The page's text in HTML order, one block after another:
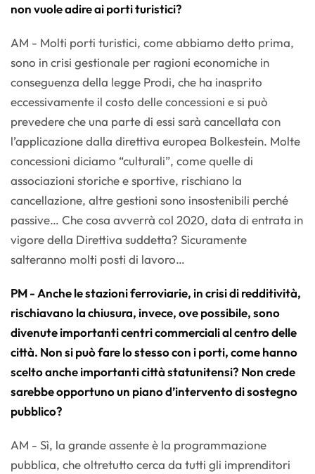
non vuole adire ai porti turistici?
AM - Molti porti turistici, come abbiamo detto prima,
sono in crisi gestionale per ragioni economiche in
conseguenza della legge Prodi, che ha inasprito
eccessivamente il costo delle concessioni e si può
prevedere che una parte di essi sarà cancellata con
l’applicazione dalla direttiva europea Bolkestein. Molte
concessioni diciamo “culturali”, come quelle di
associazioni storiche e sportive, rischiano la
cancellazione, altre gestioni sono insostenibili perché
passive… Che cosa avverrà col 2020, data di entrata in
vigore della Direttiva suddetta? Sicuramente
salteranno molti posti di lavoro…
PM - Anche le stazioni ferroviarie, in crisi di redditività,
rischiavano la chiusura, invece, ove possibile, sono
divenute importanti centri commerciali al centro delle
città. Non si può fare lo stesso con i porti, come hanno
scelto anche importanti città statunitensi? Non crede
sarebbe opportuno un piano d’intervento di sostegno
pubblico?
AM - Sì, la grande assente è la programmazione
pubblica, che oltretutto cerca da tutti gli imprenditori